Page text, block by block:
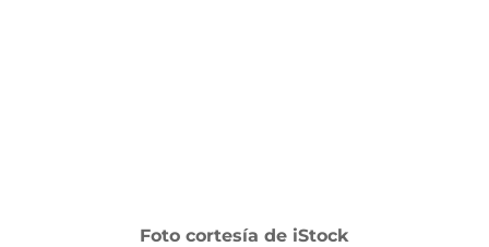
Foto cortesía de iStock